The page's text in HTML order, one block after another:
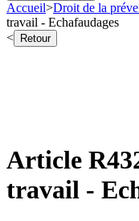
Accueil>Droit de la
travail - Echafaudages
<
Retour
Article
travail -